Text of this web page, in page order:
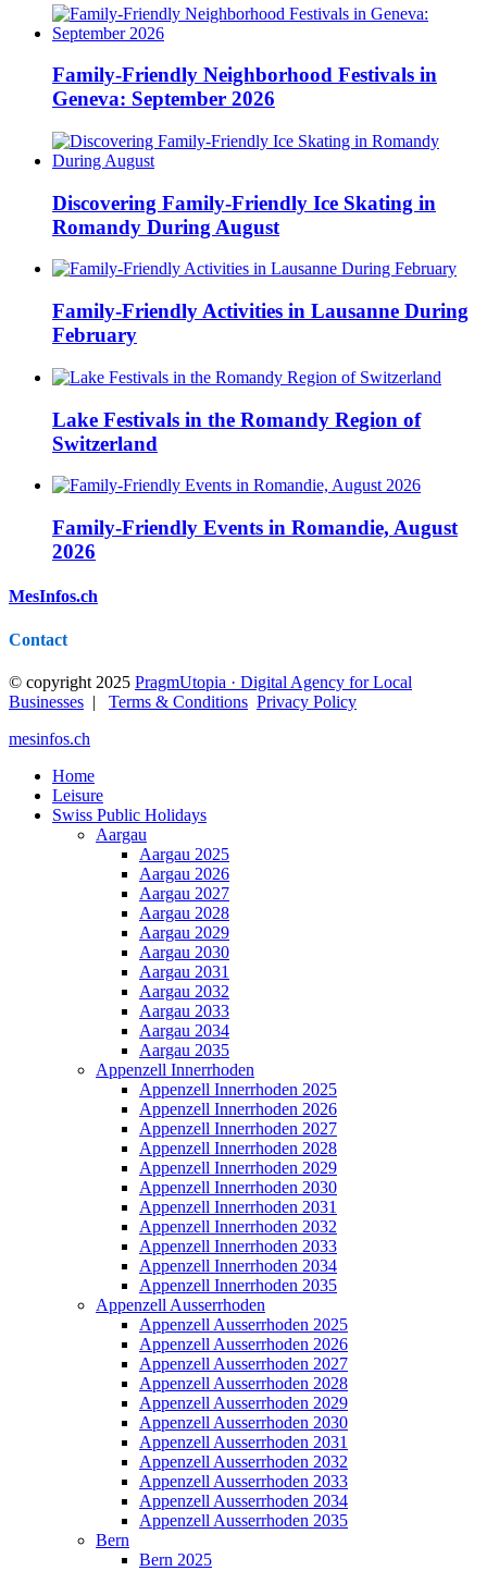
Family-Friendly Neighborhood Festivals in
Geneva: September 2026
Discovering Family-Friendly Ice Skating in
Romandy During August
Family-Friendly Activities in Lausanne During
February
Lake Festivals in the Romandy Region of
Switzerland
Family-Friendly Events in Romandie, August
2026
MesInfos.ch
Contact
© copyright 2025 PragmUtopia · Digital Agency for Local
Businesses | Terms & Conditions Privacy Policy
mesinfos.ch
Home
Leisure
Swiss Public Holidays
Aargau
Aargau 2025
Aargau 2026
Aargau 2027
Aargau 2028
Aargau 2029
Aargau 2030
Aargau 2031
Aargau 2032
Aargau 2033
Aargau 2034
Aargau 2035
Appenzell Innerrhoden
Appenzell Innerrhoden 2025
Appenzell Innerrhoden 2026
Appenzell Innerrhoden 2027
Appenzell Innerrhoden 2028
Appenzell Innerrhoden 2029
Appenzell Innerrhoden 2030
Appenzell Innerrhoden 2031
Appenzell Innerrhoden 2032
Appenzell Innerrhoden 2033
Appenzell Innerrhoden 2034
Appenzell Innerrhoden 2035
Appenzell Ausserrhoden
Appenzell Ausserrhoden 2025
Appenzell Ausserrhoden 2026
Appenzell Ausserrhoden 2027
Appenzell Ausserrhoden 2028
Appenzell Ausserrhoden 2029
Appenzell Ausserrhoden 2030
Appenzell Ausserrhoden 2031
Appenzell Ausserrhoden 2032
Appenzell Ausserrhoden 2033
Appenzell Ausserrhoden 2034
Appenzell Ausserrhoden 2035
Bern
Bern 2025